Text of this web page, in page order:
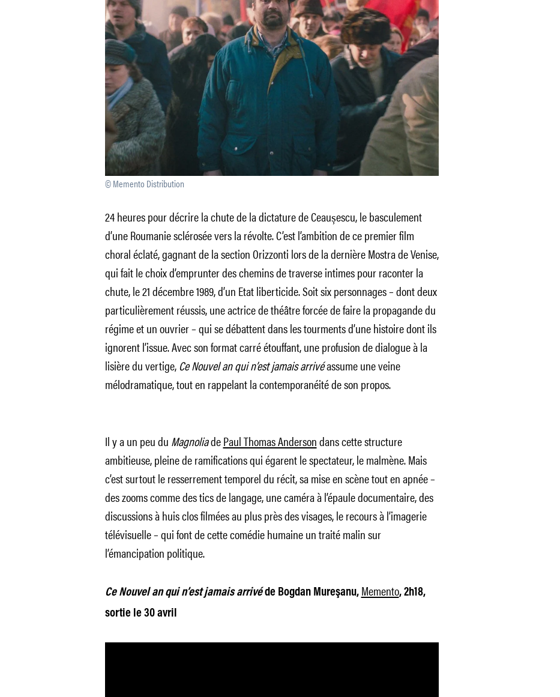
© Memento Distribution
24 heures pour décrire la chute de la dictature de Ceaușescu, le basculement
d’une Roumanie sclérosée vers la révolte. C’est l’ambition de ce premier film
choral éclaté, gagnant de la section Orizzonti lors de la dernière Mostra de Venise,
qui fait le choix d’emprunter des chemins de traverse intimes pour raconter la
chute, le 21 décembre 1989, d’un Etat liberticide. Soit six personnages – dont deux
particulièrement réussis, une actrice de théâtre forcée de faire la propagande du
régime et un ouvrier – qui se débattent dans les tourments d’une histoire dont ils
ignorent l’issue. Avec son format carré étouffant, une profusion de dialogue à la
lisière du vertige, Ce Nouvel an qui n’est jamais arrivéassume une veine
mélodramatique, tout en rappelant la contemporanéité de son propos.
Il y a un peu du MagnoliadePaul Thomas Andersondans cette structure
ambitieuse, pleine de ramifications qui égarent le spectateur, le malmène. Mais
c’est surtout le resserrement temporel du récit, sa mise en scène tout en apnée –
des zooms comme des tics de langage, une caméra à l’épaule documentaire, des
discussions à huis clos filmées au plus près des visages, le recours à l’imagerie
télévisuelle – qui font de cette comédie humaine un traité malin sur
l’émancipation politique.
Ce Nouvel an qui n’est jamais arrivéde Bogdan Mureşanu, Memento, 2h18,
sortie le 30 avril